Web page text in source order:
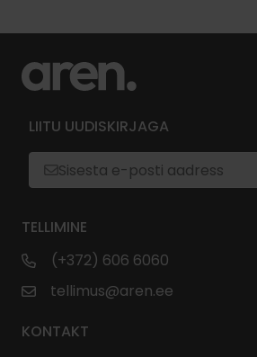
LIITU UUDISKIRJAGA
TELLIMINE
(+372) 606 6060
tellimus@aren.ee
KONTAKT